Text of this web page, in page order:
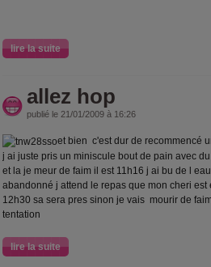
lire la suite
allez hop
publié le 21/01/2009 à 16:26
et bien c'est dur de recommencé
j ai juste pris un miniscule bout de pain avec
et la je meur de faim il est 11h16 j ai bu de l
abandonné j attend le repas que mon cheri
12h30 sa sera pres sinon je vais mourir de
tentation
lire la suite